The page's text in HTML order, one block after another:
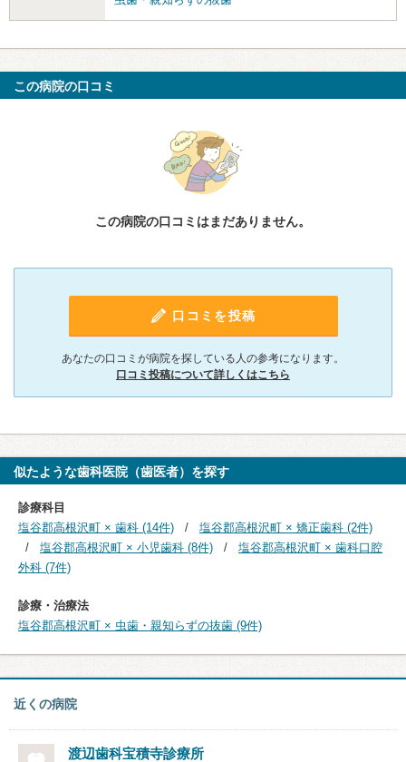
この病院の口コミ
この病院の口コミはまだありません。
口コミを投稿
あなたの口コミが病院を探している人の参考になります。
口コミ投稿について詳しくはこちら
似たような歯科医院（歯医者）を探す
診療科目
塩谷郡高根沢町 × 歯科 (14件)
塩谷郡高根沢町 × 矯正歯科 (2件)
塩谷郡高根沢町 × 小児歯科 (8件)
塩谷郡高根沢町 × 歯科口腔
外科 (7件)
診療・治療法
塩谷郡高根沢町 × 虫歯・親知らずの抜歯 (9件)
近くの病院
渡辺歯科宝積寺診療所